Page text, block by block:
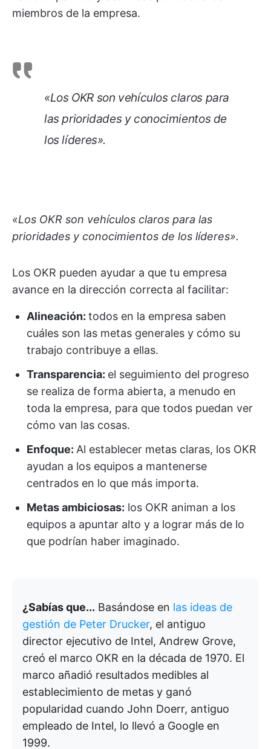
miembros de la empresa.
«Los OKR son vehículos claros para
las prioridades y conocimientos de
los líderes».
«Los OKR son vehículos claros para las
prioridades y conocimientos de los líderes».
Los OKR pueden ayudar a que tu empresa
avance en la dirección correcta al facilitar:
Alineación: todos en la empresa saben
cuáles son las metas generales y cómo su
trabajo contribuye a ellas.
Transparencia: el seguimiento del progreso
se realiza de forma abierta, a menudo en
toda la empresa, para que todos puedan ver
cómo van las cosas.
Enfoque: Al establecer metas claras, los OKR
ayudan a los equipos a mantenerse
centrados en lo que más importa.
Metas ambiciosas: los OKR animan a los
equipos a apuntar alto y a lograr más de lo
que podrían haber imaginado.
¿Sabías que... Basándose en las ideas de
gestión de Peter Drucker, el antiguo
director ejecutivo de Intel, Andrew Grove,
creó el marco OKR en la década de 1970. El
marco añadió resultados medibles al
establecimiento de metas y ganó
popularidad cuando John Doerr, antiguo
empleado de Intel, lo llevó a Google en
1999.